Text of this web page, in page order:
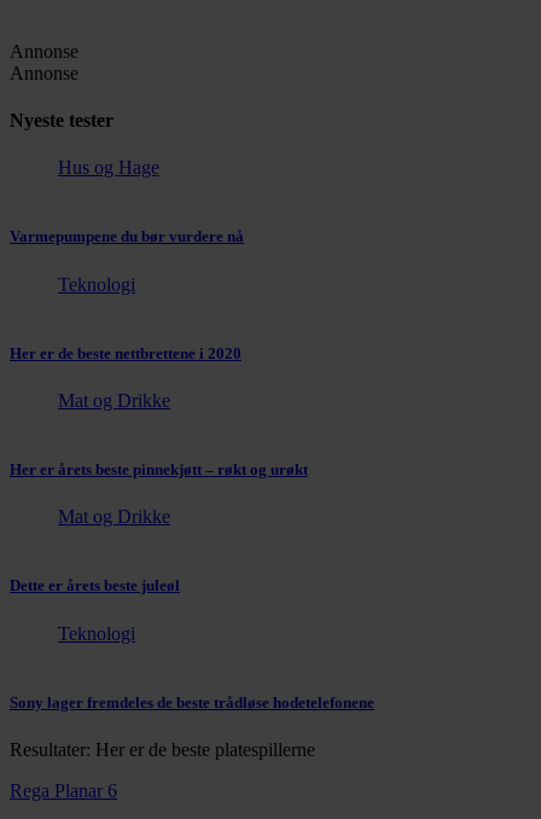
Annonse
Annonse
Nyeste tester
Hus og Hage
Varmepumpene du bør vurdere nå
Teknologi
Her er de beste nettbrettene i 2020
Mat og Drikke
Her er årets beste pinnekjøtt – røkt og urøkt
Mat og Drikke
Dette er årets beste juleøl
Teknologi
Sony lager fremdeles de beste trådløse hodetelefonene
Resultater: Her er de beste platespillerne
Rega Planar 6